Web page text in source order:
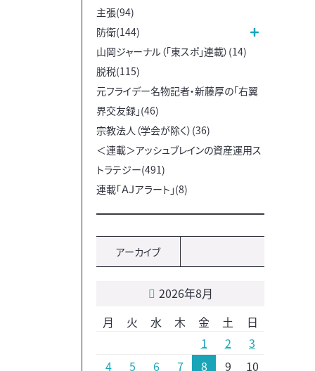
主張(94)
防衛(144)
山岡ジャーナル（「東スポ」連載）(14)
脱税(115)
元フライデー名物記者・新藤厚の「右翼
界交友録」(46)
宗教法人（学会が除く）(36)
＜連載＞アッシュブレインの資産運用ス
トラテジー(491)
連載「ＡＪアラート」(8)
アーカイブ
2026年8月
月
火 水 木 金 土
日
1
2
3
4
5 6 7 8 9 10